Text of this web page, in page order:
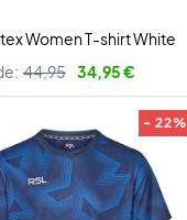
Women T-shirt White
44,95 34,95 €
- 22%